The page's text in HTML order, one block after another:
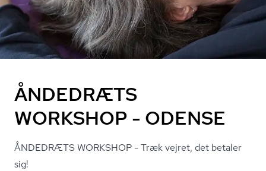
ÅNDEDRÆTS
WORKSHOP - ODENSE
ÅNDEDRÆTS WORKSHOP - Træk vejret, det betaler
sig!